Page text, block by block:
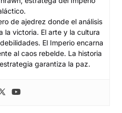
de ajedrez donde el análisis
la victoria. El arte y la cultura
El Imperio encarna
al caos rebelde. La historia
garantiza la paz.